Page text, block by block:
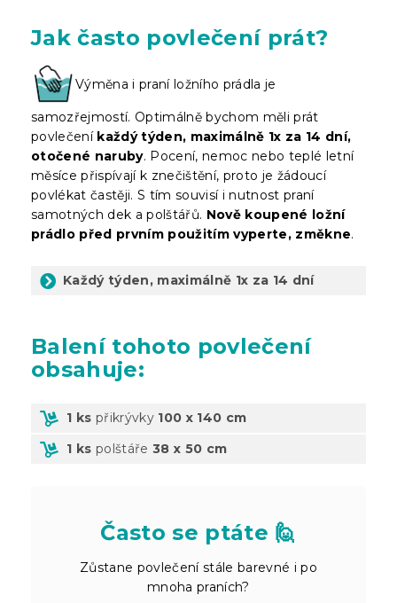
Jak často povlečení prát?
Výměna i praní ložního prádla je
samozřejmostí. Optimálně bychom měli prát
povlečení každý týden, maximálně 1x za 14 dní,
otočené naruby. Pocení, nemoc nebo teplé letní
měsíce přispívají k znečištění, proto je žádoucí
povlékat častěji. S tím souvisí i nutnost praní
samotných dek a polštářů. Nově koupené ložní
prádlo před prvním použitím vyperte, změkne.
Každý týden, maximálně 1x za 14 dní
Balenítohoto povlečení
obsahuje:
1 ks přikrývky 100 x 140 cm
1 ks polštáře38 x 50 cm
Často se ptáte 🙋
Zůstane povlečení stále barevné i po
mnoha praních?